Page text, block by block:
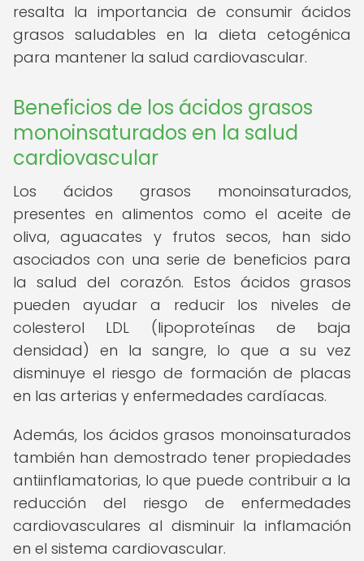
resalta la importancia de consumir ácidos
grasos saludables en la dieta cetogénica
para mantener la salud cardiovascular.
Beneficios de los ácidos grasos
monoinsaturados en la salud
cardiovascular
Los ácidos grasos monoinsaturados,
presentes en alimentos como el aceite de
oliva, aguacates y frutos secos, han sido
asociados con una serie de beneficios para
la salud del corazón. Estos ácidos grasos
pueden ayudar a reducir los niveles de
colesterol LDL (lipoproteínas de baja
densidad) en la sangre, lo que a su vez
disminuye el riesgo de formación de placas
en las arterias y enfermedades cardíacas.
Además, los ácidos grasos monoinsaturados
también han demostrado tener propiedades
antiinflamatorias, lo que puede contribuir a la
reducción del riesgo de enfermedades
cardiovasculares al disminuir la inflamación
en el sistema cardiovascular.